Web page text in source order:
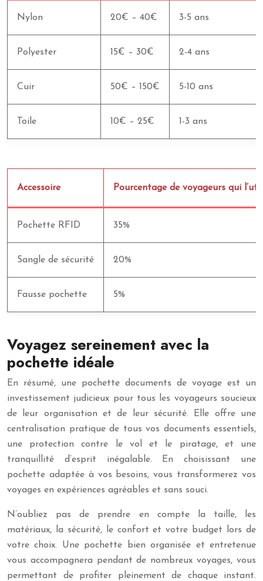
Nylon 20€ – 40€ 3-5 ans
Polyester 15€ – 30€ 2-4 ans
Cuir 50€ – 150€ 5-10 ans
Toile 10€ – 25€ 1-3 ans
Accessoire Pourcentage de voyageurs qui
Pochette RFID 35%
Sangle de sécurité 20%
Fausse pochette 5%
Voyagez sereinement avec la
pochette idéale
En résumé, une pochette documents de voyage est un
investissement judicieux pour tous les voyageurs soucieux
de leur organisation et de leur sécurité. Elle offre une
centralisation pratique de tous vos documents essentiels,
une protection contre le vol et le piratage, et une
tranquillité d’esprit inégalable. En choisissant une
pochette adaptée à vos besoins, vous transformerez vos
voyages en expériences agréables et sans souci.
N’oubliez pas de prendre en compte la taille, les
matériaux, la sécurité, le confort et votre budget lors de
votre choix. Une pochette bien organisée et entretenue
vous accompagnera pendant de nombreux voyages, vous
permettant de profiter pleinement de chaque instant.